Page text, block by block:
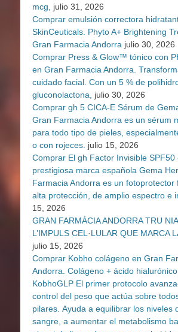
mcg, julio 31, 2026
Comprar emulsión correctora
SkinCeuticals. Phyto A+ Brightening
Gran Farmacia Andorra julio 30, 2026
Comprar Press & Glow™ tónico con
en Gran Farmacia Andorra.
cuidado facial. Con un 5 % de
gluconolactona, julio 30, 2026
Comprar gh 5 CICA-E Sérum de
Gran Farmacia Andorra es un sérum
para todo tipo de pieles,
o con rojeces. julio 15, 2026
Comprar El gh Factor Invisible SPF50
prestigiosa marca española Gema
Farmacia Andorra es un fotoprotector
alta protección, de amplio espectro e
15, 2026
GRAN FARMÀCIA ANDORRA TRU
L’IMPULS CEL·LULAR QUE MARCA
julio 15, 2026
Comprar Kobho colágeno en Gran
Andorra. Colágeno + ácido
KobhoGLP El primer protocolo
control del peso que actúa sobre
pilares. Ayuda a equilibrar los niveles
sangre, a aumentar el metabolismo